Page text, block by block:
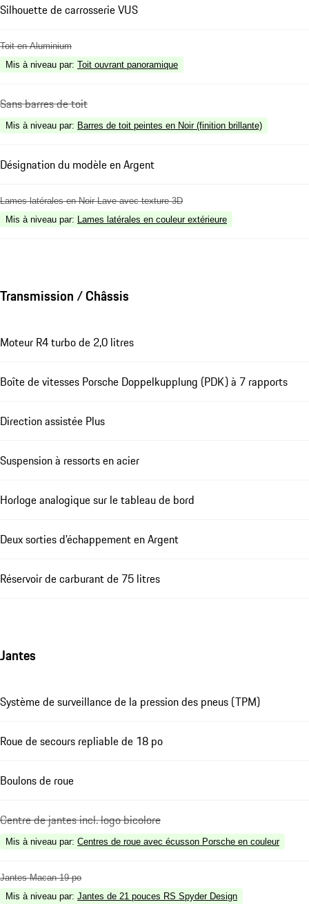
Silhouette de carrosserie VUS
Toit en Aluminium
Mis à niveau par: Toit ouvrant panoramique
Sans barres de toit
Mis à niveau par: Barres de toit peintes en Noir (finition brillante)
Désignation du modèle en Argent
Lames latérales en Noir Lave avec texture 3D
Mis à niveau par: Lames latérales en couleur extérieure
Transmission / Châssis
Moteur R4 turbo de 2,0 litres
Boîte de vitesses Porsche Doppelkupplung (PDK) à 7 rapports
Direction assistée Plus
Suspension à ressorts en acier
Horloge analogique sur le tableau de bord
Deux sorties d'échappement en Argent
Réservoir de carburant de 75 litres
Jantes
Système de surveillance de la pression des pneus (TPM)
Roue de secours repliable de 18 po
Boulons de roue
Centre de jantes incl. logo bicolore
Mis à niveau par: Centres de roue avec écusson Porsche en couleur
Jantes Macan 19 po
Mis à niveau par: Jantes de 21 pouces RS Spyder Design